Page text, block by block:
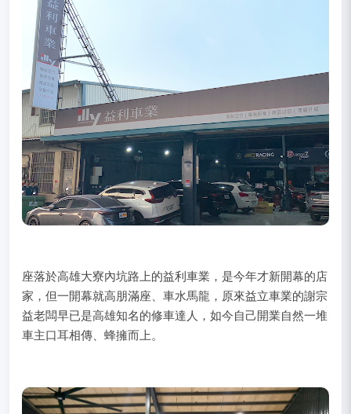
座落於高雄大寮內坑路上的益利車業，是今年才新開幕的店
家，但一開幕就高朋滿座、車水馬龍，原來益立車業的謝宗
益老闆早已是高雄知名的修車達人，如今自己開業自然一堆
車主口耳相傳、蜂擁而上。